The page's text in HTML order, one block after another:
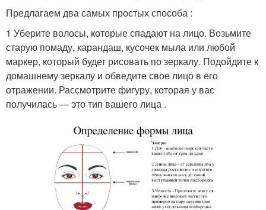
Предлагаем два самых простых способа :
1 Уберите волосы, которые спадают на лицо. Возьмите
старую помаду, карандаш, кусочек мыла или любой
маркер, который будет рисовать по зеркалу. Подойдите к
домашнему зеркалу и обведите свое лицо в его
отражении. Рассмотрите фигуру, которая у вас
получилась — это тип вашего лица .